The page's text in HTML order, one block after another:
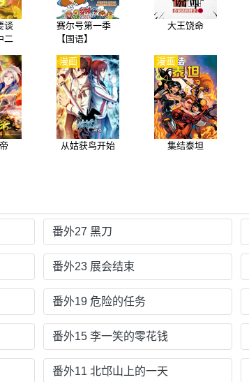
谈
二
赛尔号第一季
【国语】
大王饶命
从姑获鸟开始
漫画
集结泰坦
漫画
番外27 黑刀
番外23 展会结束
番外19 危险的任务
番外15 李一笑的零花钱
番外11 北邙山上的一天